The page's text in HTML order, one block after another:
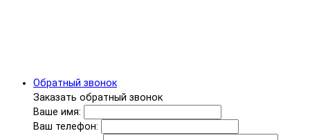
Обратный звонок
Заказать обратный звонок
Ваше имя:
Ваш телефон: